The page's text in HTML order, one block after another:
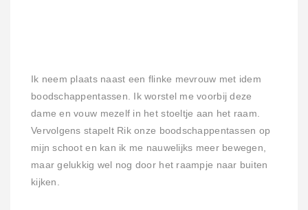
Ik neem plaats naast een flinke mevrouw met idem
boodschappentassen. Ik worstel me voorbij deze
dame en vouw mezelf in het stoeltje aan het raam.
Vervolgens stapelt Rik onze boodschappentassen op
mijn schoot en kan ik me nauwelijks meer bewegen,
maar gelukkig wel nog door het raampje naar buiten
kijken.